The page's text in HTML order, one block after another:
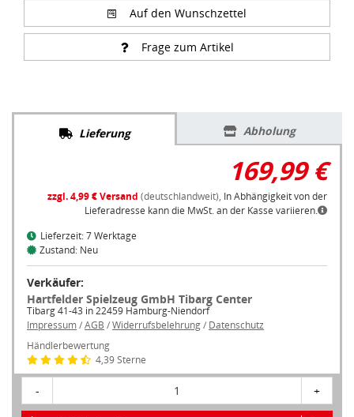
Auf den Wunschzettel
Frage zum Artikel
Lieferung Abholung
169,99 €
zzgl. 4,99 € Versand (deutschlandweit), In Abhängigkeit von der
Lieferadresse kann die MwSt. an der Kasse variieren.
Lieferzeit: 7 Werktage
Zustand: Neu
Verkäufer:
Hartfelder Spielzeug GmbH Tibarg Center
Tibarg 41-43 in 22459 Hamburg-Niendorf
Impressum/AGB /Widerrufsbelehrung/ Datenschutz
Händlerbewertung
4,39 Sterne
- 1 +